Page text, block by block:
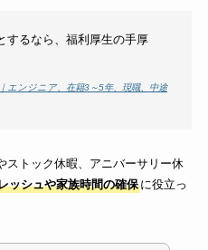
するなら、福利厚生の手厚
エンジニア、在籍3～5年、現職、中途
ストック休暇、アニバーサリー休
ッシュや家族時間の確保に役立っ